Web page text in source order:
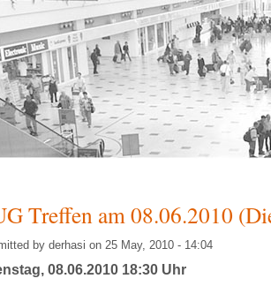
Treffen am 08.06.2010
by derhasi on 25 May, 2010 - 14:04
08.06.2010 18:30 Uhr